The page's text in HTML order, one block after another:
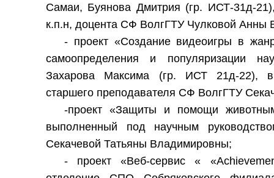
Самаи, Буянова Дмитрия (гр. ИСТ-31д-
к.п.н, доцента СФ ВолгГТУ Чулковой Анны
- проект «Создание видеоигры в
самоопределения и популяризации
Захарова Максима (гр. ИСТ 21д-22),
старшего преподавателя СФ ВолгГТУ
-проект «Защиты и помощи
выполненный под научным
Секачевой Татьяны Владимировны;
- проект «Веб-сервис «